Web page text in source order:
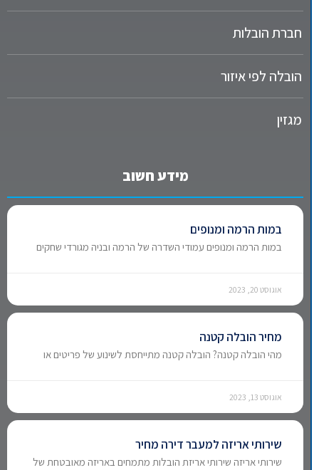
חברת הובלות
הובלה לפי איזור
מגזין
מידע חשוב
במות הרמה ומנופים
במות הרמה ומנופים עמודי השדרה של הרמה ובניה מגורדי שחקים
אוגוסט 20, 2023
מחיר הובלה קטנה
מהי הובלה קטנה? הובלה קטנה מתייחסת לשינוע של פריטים או
אוגוסט 13, 2023
שירותי אריזה למעבר דירה מחיר
שירותי אריזה שירותי אריזת הובלות מתמחים באריזה מאובטחת של